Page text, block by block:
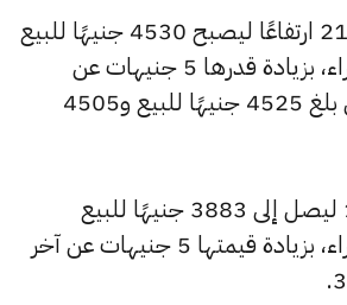
كما شهد سعر عيار 21 ارتفاعًا ليصبح 4530 جنيهًا للبيع
و4510 جنيهًا للشراء، بزيادة قدرها 5 جنيهات عن
السعر السابق الذي بلغ 4525 جنيهًا للبيع و4505
وارتفع سعر عيار 18 ليصل إلى 3883 جنيهًا للبيع
و3866 جنيهًا للشراء، بزيادة قيمتها 5 جنيهات عن آخر